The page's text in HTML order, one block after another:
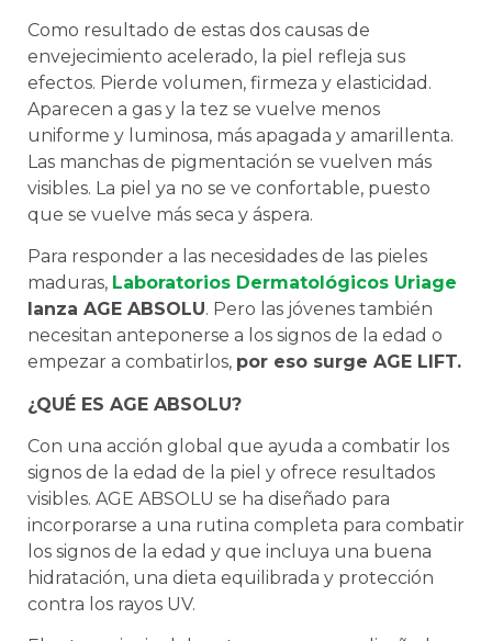
Como resultado de estas dos causas de
envejecimiento acelerado, la piel refleja sus
efectos. Pierde volumen, firmeza y elasticidad.
Aparecen a gas y la tez se vuelve menos
uniforme y luminosa, más apagada y amarillenta.
Las manchas de pigmentación se vuelven más
visibles. La piel ya no se ve confortable, puesto
que se vuelve más seca y áspera.
Para responder a las necesidades de las pieles
maduras, Laboratorios Dermatológicos Uriage
lanza AGE ABSOLU. Pero las jóvenes también
necesitan anteponerse a los signos de la edad o
empezar a combatirlos, por eso surge AGE LIFT.
¿QUÉ ES AGE ABSOLU?
Con una acción global que ayuda a combatir los
signos de la edad de la piel y ofrece resultados
visibles. AGE ABSOLU se ha diseñado para
incorporarse a una rutina completa para combatir
los signos de la edad y que incluya una buena
hidratación, una dieta equilibrada y protección
contra los rayos UV.